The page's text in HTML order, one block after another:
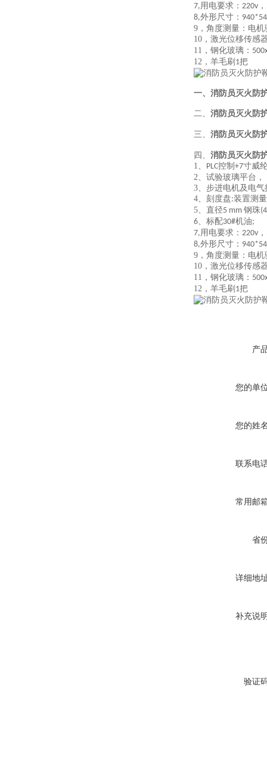
7,用电要求： 220v ，
8,外形尺寸：
9， 角度测量：电
10， 激光位移传感
11， 钢化玻璃：
12， 羊毛刷 1把
一、消防员灭火防
二、 消防员灭火防
三、 消防员灭火防
四、 消防员灭火防
1、 PLC控制 +7寸威
2、 试验玻璃平台，
3、 步进电机及电气
4、 刻度盘:装置测
5、 直径5 mm 钢珠(4
6、 标配30#机油;
7,用电要求： 220v ，
8,外形尺寸：
9， 角度测量：电
10， 激光位移传感
11， 钢化玻璃：
12， 羊毛刷 1把
产
您的单
您的姓
联系电
常用邮
省
详细地
补充说
验证